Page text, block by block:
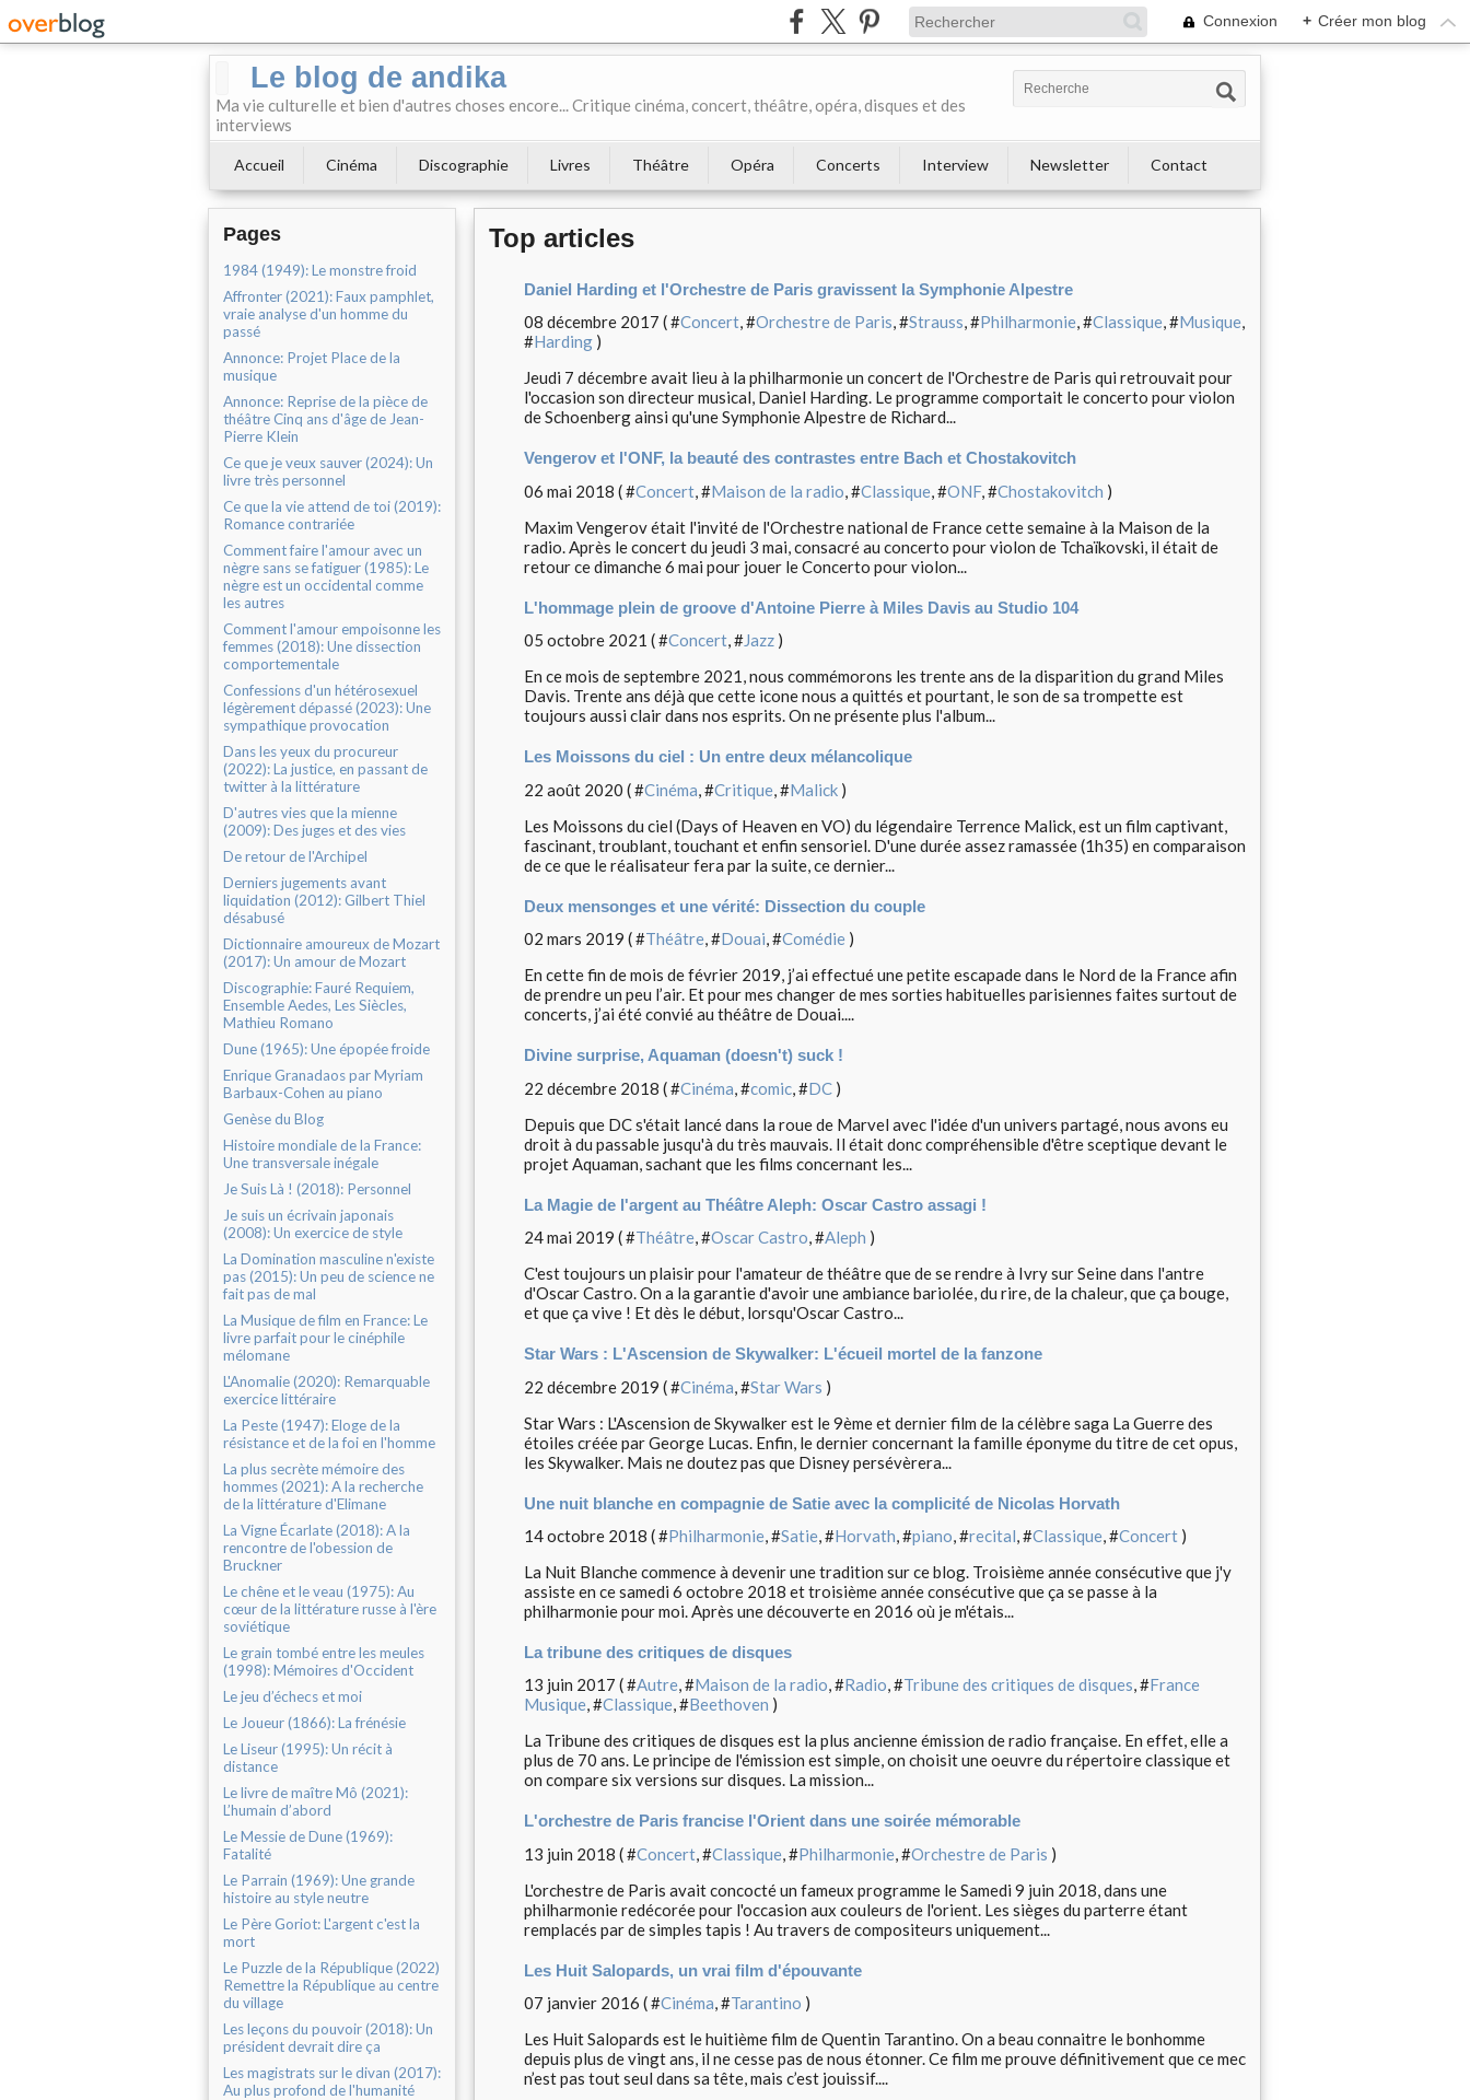
Connexion + Créer mon blog
Le blog de andika
Ma vie culturelle et bien d'autres choses encore... Critique cinéma, concert, théâtre, opéra, disques et des
interviews
Accueil Cinéma Discographie Livres Théâtre Opéra Concerts Interview Newsletter Contact
Pages
1984 (1949): Le monstre froid
Affronter (2021): Faux pamphlet,
vraie analyse d'un homme du
passé
Annonce: Projet Place de la
musique
Annonce: Reprise de la pièce de
théâtre Cinq ans d'âge de Jean-
Pierre Klein
Ce que je veux sauver (2024): Un
livre très personnel
Ce que la vie attend de toi (2019):
Romance contrariée
Comment faire l'amour avec un
nègre sans se fatiguer (1985): Le
nègre est un occidental comme
les autres
Comment l'amour empoisonne les
femmes (2018): Une dissection
comportementale
Confessions d'un hétérosexuel
légèrement dépassé (2023): Une
sympathique provocation
Dans les yeux du procureur
(2022): La justice, en passant de
twitter à la littérature
D'autres vies que la mienne
(2009): Des juges et des vies
De retour de l'Archipel
Derniers jugements avant
liquidation (2012): Gilbert Thiel
désabusé
Dictionnaire amoureux de Mozart
(2017): Un amour de Mozart
Discographie: Fauré Requiem,
Ensemble Aedes, Les Siècles,
Mathieu Romano
Dune (1965): Une épopée froide
Enrique Granadaos par Myriam
Barbaux-Cohen au piano
Genèse du Blog
Histoire mondiale de la France:
Une transversale inégale
Je Suis Là ! (2018): Personnel
Je suis un écrivain japonais
(2008): Un exercice de style
La Domination masculine n'existe
pas (2015): Un peu de science ne
fait pas de mal
La Musique de film en France: Le
livre parfait pour le cinéphile
mélomane
L'Anomalie (2020): Remarquable
exercice littéraire
La Peste (1947): Eloge de la
résistance et de la foi en l'homme
La plus secrète mémoire des
hommes (2021): A la recherche
de la littérature d'Elimane
La Vigne Écarlate (2018): A la
rencontre de l'obession de
Bruckner
Le chêne et le veau (1975): Au
cœur de la littérature russe à l'ère
soviétique
Le grain tombé entre les meules
(1998): Mémoires d'Occident
Le jeu d’échecs et moi
Le Joueur (1866): La frénésie
Le Liseur (1995): Un récit à
distance
Le livre de maître Mô (2021):
L’humain d’abord
Le Messie de Dune (1969):
Fatalité
Le Parrain (1969): Une grande
histoire au style neutre
Le Père Goriot: L'argent c'est la
mort
Le Puzzle de la République (2022)
Remettre la République au centre
du village
Les leçons du pouvoir (2018): Un
président devrait dire ça
Les magistrats sur le divan (2017):
Au plus profond de l'humanité
Top articles
Daniel Harding et l'Orchestre de Paris gravissent la Symphonie Alpestre
08 décembre 2017 ( #Concert, #Orchestre de Paris, #Strauss, #Philharmonie, #Classique, #Musique,
#Harding )
Jeudi 7 décembre avait lieu à la philharmonie un concert de l'Orchestre de Paris qui retrouvait pour
l'occasion son directeur musical, Daniel Harding. Le programme comportait le concerto pour violon
de Schoenberg ainsi qu'une Symphonie Alpestre de Richard...
Vengerov et l'ONF, la beauté des contrastes entre Bach et Chostakovitch
06 mai 2018 ( #Concert, #Maison de la radio, #Classique, #ONF, #Chostakovitch )
Maxim Vengerov était l'invité de l'Orchestre national de France cette semaine à la Maison de la
radio. Après le concert du jeudi 3 mai, consacré au concerto pour violon de Tchaïkovski, il était de
retour ce dimanche 6 mai pour jouer le Concerto pour violon...
L'hommage plein de groove d'Antoine Pierre à Miles Davis au Studio 104
05 octobre 2021 ( #Concert, #Jazz )
En ce mois de septembre 2021, nous commémorons les trente ans de la disparition du grand Miles
Davis. Trente ans déjà que cette icone nous a quittés et pourtant, le son de sa trompette est
toujours aussi clair dans nos esprits. On ne présente plus l'album...
Les Moissons du ciel : Un entre deux mélancolique
22 août 2020 ( #Cinéma, #Critique, #Malick )
Les Moissons du ciel (Days of Heaven en VO) du légendaire Terrence Malick, est un film captivant,
fascinant, troublant, touchant et enfin sensoriel. D'une durée assez ramassée (1h35) en comparaison
de ce que le réalisateur fera par la suite, ce dernier...
Deux mensonges et une vérité: Dissection du couple
02 mars 2019 ( #Théâtre, #Douai, #Comédie )
En cette fin de mois de février 2019, j’ai effectué une petite escapade dans le Nord de la France afin
de prendre un peu l’air. Et pour mes changer de mes sorties habituelles parisiennes faites surtout de
concerts, j’ai été convié au théâtre de Douai....
Divine surprise, Aquaman (doesn't) suck !
22 décembre 2018 ( #Cinéma, #comic, #DC )
Depuis que DC s'était lancé dans la roue de Marvel avec l'idée d'un univers partagé, nous avons eu
droit à du passable jusqu'à du très mauvais. Il était donc compréhensible d'être sceptique devant le
projet Aquaman, sachant que les films concernant les...
La Magie de l'argent au Théâtre Aleph: Oscar Castro assagi !
24 mai 2019 ( #Théâtre, #Oscar Castro, #Aleph )
C'est toujours un plaisir pour l'amateur de théâtre que de se rendre à Ivry sur Seine dans l'antre
d'Oscar Castro. On a la garantie d'avoir une ambiance bariolée, du rire, de la chaleur, que ça bouge,
et que ça vive ! Et dès le début, lorsqu'Oscar Castro...
Star Wars : L'Ascension de Skywalker: L'écueil mortel de la fanzone
22 décembre 2019 ( #Cinéma , #Star Wars )
Star Wars : L'Ascension de Skywalker est le 9ème et dernier film de la célèbre saga La Guerre des
étoiles créée par George Lucas. Enfin, le dernier concernant la famille éponyme du titre de cet opus,
les Skywalker. Mais ne doutez pas que Disney persévèrera...
Une nuit blanche en compagnie de Satie avec la complicité de Nicolas Horvath
14 octobre 2018 ( #Philharmonie, #Satie, #Horvath, #piano, #recital, #Classique, #Concert )
La Nuit Blanche commence à devenir une tradition sur ce blog. Troisième année consécutive que j'y
assiste en ce samedi 6 octobre 2018 et troisième année consécutive que ça se passe à la
philharmonie pour moi. Après une découverte en 2016 où je m'étais...
La tribune des critiques de disques
13 juin 2017 ( #Autre, #Maison de la radio, #Radio, #Tribune des critiques de disques, #France
Musique, #Classique, #Beethoven )
La Tribune des critiques de disques est la plus ancienne émission de radio française. En effet, elle a
plus de 70 ans. Le principe de l'émission est simple, on choisit une oeuvre du répertoire classique et
on compare six versions sur disques. La mission...
L'orchestre de Paris francise l'Orient dans une soirée mémorable
13 juin 2018 ( #Concert, #Classique, #Philharmonie, #Orchestre de Paris )
L'orchestre de Paris avait concocté un fameux programme le Samedi 9 juin 2018, dans une
philharmonie redécorée pour l'occasion aux couleurs de l'orient. Les sièges du parterre étant
remplacés par de simples tapis ! Au travers de compositeurs uniquement...
Les Huit Salopards, un vrai film d'épouvante
07 janvier 2016 ( #Cinéma, #Tarantino )
Les Huit Salopards est le huitième film de Quentin Tarantino. On a beau connaitre le bonhomme
depuis plus de vingt ans, il ne cesse pas de nous étonner. Ce film me prouve définitivement que ce mec
n’est pas tout seul dans sa tête, mais c’est jouissif....